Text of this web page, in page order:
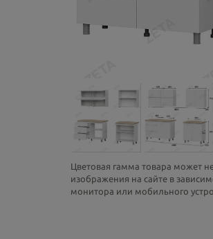
Цветовая гамма товара может
изображения на сайте в
монитора или мобильного